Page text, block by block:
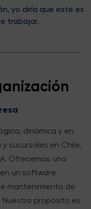
yo diría que este es
trabajar.
dinámica y en
sucursales en Chile,
Ofrecemos una
un software
mantenimiento de
Nuestro propósito es